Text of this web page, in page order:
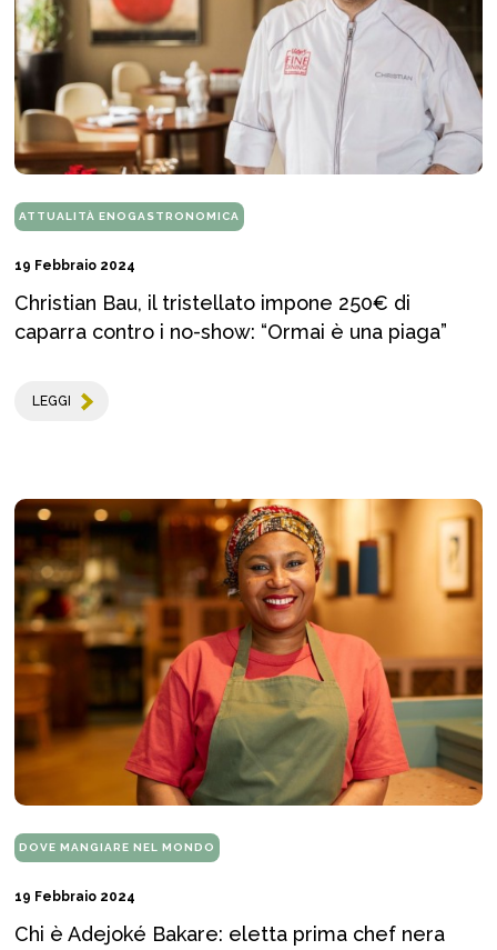
ATTUALITÀ ENOGASTRONOMICA
19 Febbraio 2024
Christian Bau, il tristellato impone 250€ di
caparra contro i no-show: “Ormai è una piaga”
LEGGI
DOVE MANGIARE NEL MONDO
19 Febbraio 2024
Chi è Adejoké Bakare: eletta prima chef nera